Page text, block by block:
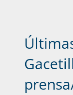
prensa